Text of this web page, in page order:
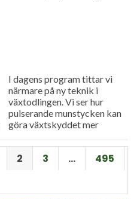
I dagens program tittar vi
närmare på ny teknik i
växtodlingen. Vi ser hur
pulserande munstycken kan
göra växtskyddet mer
såmaskin med tre separata
tankar kan...
2 3 …
495